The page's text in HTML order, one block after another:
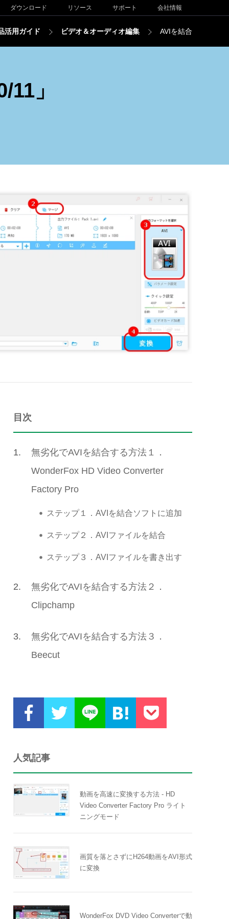
会社情報
サポート
リソース
ダウンロード
AVIを結合
ビデオ＆オーディオ編集
活用ガイド
」
目次
1.
無劣化でAVIを結合する方法１．
WonderFox HD Video Converter
Factory Pro
ステップ１．AVIを結合ソフトに追加
ステップ２．AVIファイルを結合
ステップ３．AVIファイルを書き出す
2.
無劣化でAVIを結合する方法２．
Clipchamp
3.
無劣化でAVIを結合する方法３．
Beecut
人気記事
動画を高速に変換する方法 - HD
Video Converter Factory Pro ライト
ニングモード
画質を落とさずにH264動画をAVI形式
に変換
WonderFox DVD Video Converterで動